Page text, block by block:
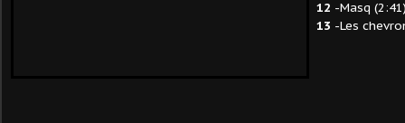
12 -Masq
13 -Les